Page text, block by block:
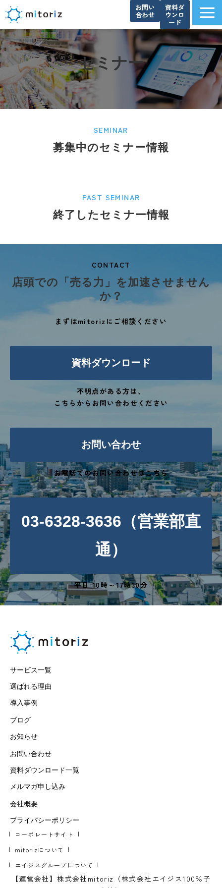
お問い
合わせ
資料ダ
ウンロ
ード
サービス一覧
選ばれる理由
導入事例
お知らせ
よくあるご質問
資料ダウンロード一覧
セミナー
SEMINAR
募集中のセミナー情報
PAST SEMINAR
終了したセミナー情報
CONTACT
店頭での「売る力」を加速させません
か？
まずはmitorizにご相談ください
資料ダウンロード
不明点がある方は、
こちらからお問い合わせください
お問い合わせ
お電話でのお問い合わせはこちら
03-6328-3636（営業部直
通）
平日 10時～17時30分
サービス一覧
選ばれる理由
導入事例
ブログ
お知らせ
お問い合わせ
資料ダウンロード一覧
メルマガ申し込み
会社概要
プライバシーポリシー
コーポレートサイト
mitorizについて
エイジスグループについて
【運営会社】株式会社mitoriz（株式会社エイジス100％子